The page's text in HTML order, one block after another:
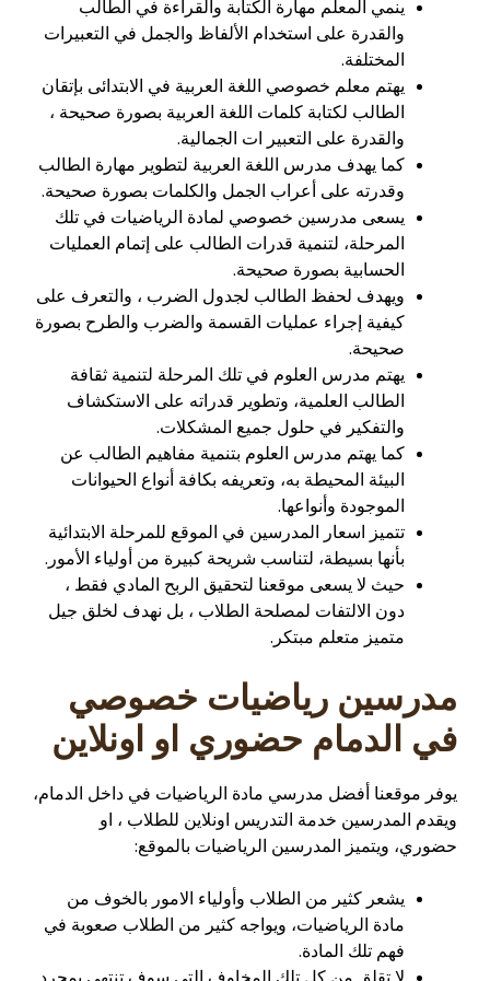
ينمي المعلم مهارة الكتابة والقراءة في الطالب
والقدرة على استخدام الألفاظ والجمل في التعبيرات
المختلفة.
يهتم معلم خصوصي اللغة العربية في الابتدائى بإتقان
الطالب لكتابة كلمات اللغة العربية بصورة صحيحة ،
والقدرة على التعبير ات الجمالية.
كما يهدف مدرس اللغة العربية لتطوير مهارة الطالب
وقدرته على أعراب الجمل والكلمات بصورة صحيحة.
يسعى مدرسين خصوصي لمادة الرياضيات في تلك
المرحلة، لتنمية قدرات الطالب على إتمام العمليات
الحسابية بصورة صحيحة.
ويهدف لحفظ الطالب لجدول الضرب ، والتعرف على
كيفية إجراء عمليات القسمة والضرب والطرح بصورة
صحيحة.
يهتم مدرس العلوم في تلك المرحلة لتنمية ثقافة
الطالب العلمية، وتطوير قدراته على الاستكشاف
والتفكير في حلول جميع المشكلات.
كما يهتم مدرس العلوم بتنمية مفاهيم الطالب عن
البيئة المحيطة به، وتعريفه بكافة أنواع الحيوانات
الموجودة وأنواعها.
تتميز اسعار المدرسين في الموقع للمرحلة الابتدائية
بأنها بسيطة، لتناسب شريحة كبيرة من أولياء الأمور.
حيث لا يسعى موقعنا لتحقيق الربح المادي فقط ،
دون الالتفات لمصلحة الطلاب ، بل نهدف لخلق جيل
متميز متعلم مبتكر.
مدرسين رياضيات خصوصي
في الدمام حضوري او اونلاين
يوفر موقعنا أفضل مدرسي مادة الرياضيات في داخل الدمام،
ويقدم المدرسين خدمة التدريس اونلاين للطلاب ، او
حضوري، ويتميز المدرسين الرياضيات بالموقع:
يشعر كثير من الطلاب وأولياء الامور بالخوف من
مادة الرياضيات، ويواجه كثير من الطلاب صعوبة في
فهم تلك المادة.